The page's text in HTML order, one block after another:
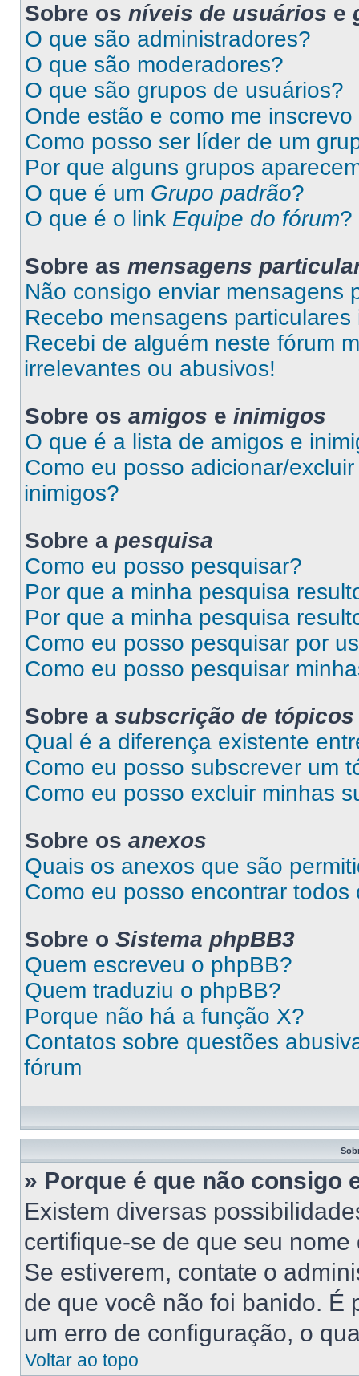
Sobre os níveis de usuários e
O que são administradores?
O que são moderadores?
O que são grupos de usuários?
Onde estão e como me
Como posso ser líder de um
Por que alguns grupos
O que é um Grupo padrão?
O que é o link Equipe do fórum?
Sobre as mensagens
Não consigo enviar mensagens
Recebo mensagens
Recebi de alguém neste fórum
irrelevantes ou abusivos!
Sobre os amigos e inimigos
O que é a lista de amigos e
Como eu posso adicionar/
inimigos?
Sobre a pesquisa
Como eu posso pesquisar?
Por que a minha pesquisa
Por que a minha pesquisa
Como eu posso pesquisar por
Como eu posso pesquisar
Sobre a subscrição de tópicos
Qual é a diferença existente
Como eu posso subscrever um
Como eu posso excluir minhas
Sobre os anexos
Quais os anexos que são
Como eu posso encontrar todos
Sobre o Sistema phpBB3
Quem escreveu o phpBB?
Quem traduziu o phpBB?
Porque não há a função X?
Contatos sobre questões
fórum
» Porque é que não consigo
Existem diversas
certifique-se de que seu
Se estiverem, contate o
de que você não foi banido. É
um erro de configuração, o
Voltar ao topo